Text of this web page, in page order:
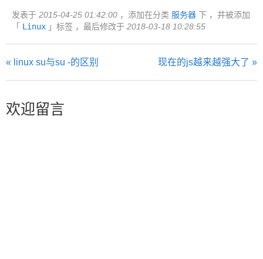
发表于 2015-04-25 01:42:00 ，添加在分类 服务器 下 ，并被添加
「 Linux 」标签 ，最后修改于 2018-03-18 10:28:55
« linux su与su -的区别 现在的js越来越强大了 »
欢迎留言